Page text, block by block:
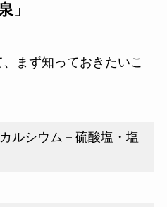
」
まず知っておきたいこ
ルシウム－硫酸塩・塩